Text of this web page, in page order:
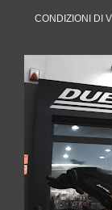
CONDIZIONI DI